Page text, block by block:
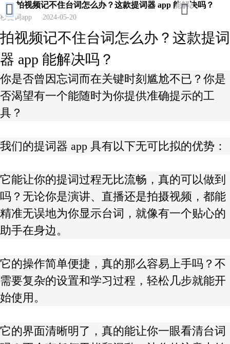
拍视频记不住台词怎么办？这款提词器 app 能解决吗？
秒提词app 2024-05-20
拍视频记不住台词怎么办？这款提词
器 app 能解决吗？
你是否曾因忘词而在关键时刻尴尬不已？你是
否渴望有一个能随时为你提供准确提示的工
具？
我们的提词器 app 具有以下无可比拟的优势：
它能让你的提词过程无比流畅，真的可以做到
吗？无论你是演讲、直播还是拍摄视频，都能
精准无误地为你显示台词，就像有一个贴心的
助手在身边。
它的操作简单便捷，真的那么容易上手吗？不
需要复杂的设置和学习过程，轻松几步就能开
始使用。
它的界面清晰明了，真的能让你一眼看清台词